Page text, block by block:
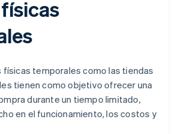
físicas temporales como las tiendas
tienen como objetivo ofrecer una
durante un tiempo limitado,
en el funcionamiento, los costos y